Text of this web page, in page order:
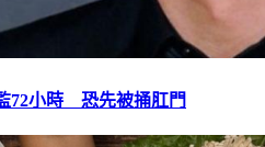
72小時 恐先被捅肛門